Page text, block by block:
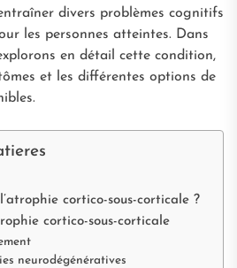
divers problèmes cognitifs
les personnes atteintes. Dans
en détail cette condition,
et les différentes options de
cortico-sous-corticale ?
cortico-sous-corticale
neurodégénératives